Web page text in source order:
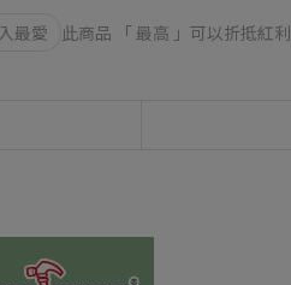
最愛 此商品 「 最高 」可以折抵紅利